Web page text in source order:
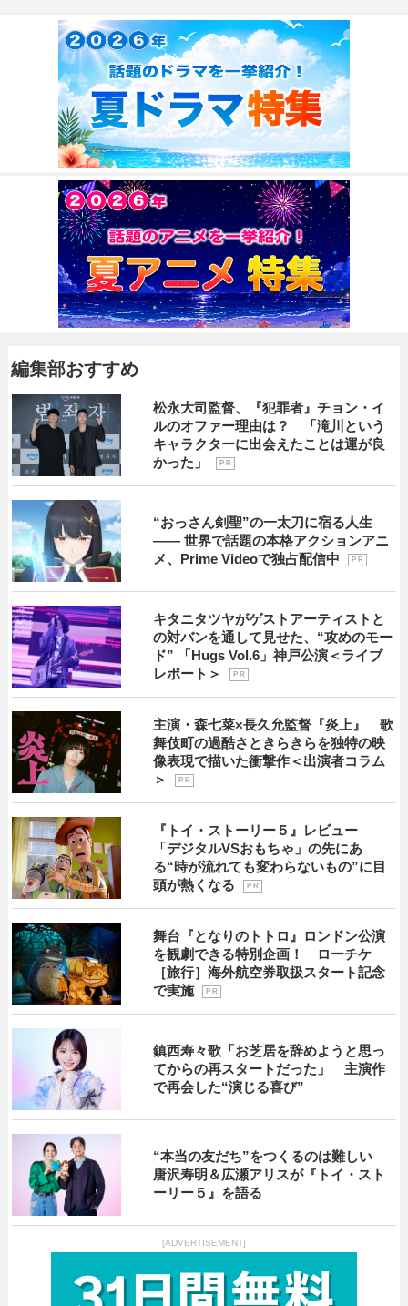
編集部おすすめ
松永大司監督、『犯罪者』チョン・イ
ルのオファー理由は？ 「滝川という
キャラクターに出会えたことは運が良
かった」
P R
“おっさん剣聖”の一太刀に宿る人生
―― 世界で話題の本格アクションアニ
メ、Prime Videoで独占配信中
P R
キタニタツヤがゲストアーティストと
の対バンを通して見せた、“攻めのモー
ド” 「Hugs Vol.6」神戸公演＜ライブ
レポート＞
P R
主演・森七菜×長久允監督『炎上』 歌
舞伎町の過酷さときらきらを独特の映
像表現で描いた衝撃作＜出演者コラム
＞
P R
『トイ・ストーリー５』レビュー
「デジタルVSおもちゃ」の先にあ
る“時が流れても変わらないもの”に目
頭が熱くなる
P R
舞台『となりのトトロ』ロンドン公演
を観劇できる特別企画！ ローチケ
［旅行］海外航空券取扱スタート記念
で実施
P R
鎮西寿々歌「お芝居を辞めようと思っ
てからの再スタートだった」 主演作
で再会した“演じる喜び”
“本当の友だち”をつくるのは難しい
唐沢寿明＆広瀬アリスが『トイ・スト
ーリー５』を語る
[ADVERTISEMENT]